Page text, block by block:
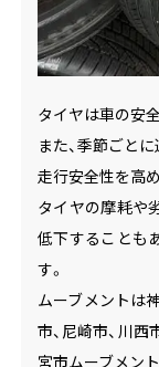
タイヤは車の安
また、季節ごと
走行安全性を高
タイヤの摩耗や
低下することも
す。
ムーブメントは
市、尼崎市、川
宮市ムーブメン